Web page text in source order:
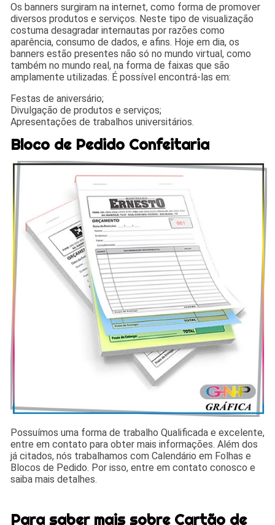
Os banners surgiram na internet, como forma de promover
diversos produtos e serviços. Neste tipo de visualização
costuma desagradar internautas por razões como
aparência, consumo de dados, e afins. Hoje em dia, os
banners estão presentes não só no mundo virtual, como
também no mundo real, na forma de faixas que são
amplamente utilizadas. É possível encontrá-las em:
Festas de aniversário;
Divulgação de produtos e serviços;
Apresentações de trabalhos universitários.
Bloco de Pedido Confeitaria
Possuímos uma forma de trabalho Qualificada e excelente,
entre em contato para obter mais informações. Além dos
já citados, nós trabalhamos com Calendário em Folhas e
Blocos de Pedido. Por isso, entre em contato conosco e
saiba mais detalhes.
Para saber mais sobre Cartão de